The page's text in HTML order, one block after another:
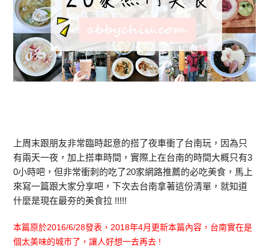
上周末跟朋友非常臨時起意的搭了夜車衝了台南玩，因為只
有兩天一夜，加上搭車時間，實際上在台南的時間大概只有3
0小時吧，但非常衝刺的吃了20家網路推薦的必吃美食，馬上
來寫一篇跟大家分享吧，下次去台南拿著這份清單，就知道
什麼是現在最夯的美食拉 !!!!!
本篇原於2016/6/28發表，2018年4月更新本篇內容，台南實在是
個太美味的城市了，讓人好想一去再去 !